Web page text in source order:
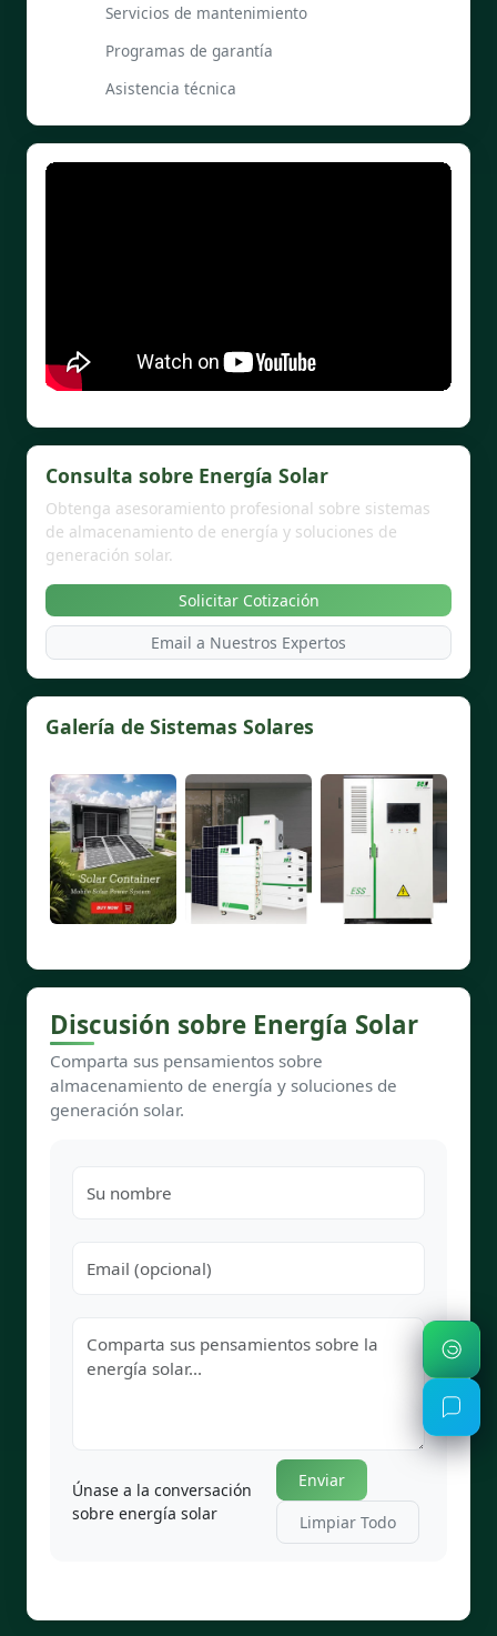
Servicios de mantenimiento
Programas de garantía
Asistencia técnica
Consulta sobre Energía Solar
Obtenga asesoramiento profesional sobre sistemas
de almacenamiento de energía y soluciones de
generación solar.
Solicitar Cotización
Email a Nuestros Expertos
Galería de Sistemas Solares
Discusión sobre Energía Solar
Comparta sus pensamientos sobre
almacenamiento de energía y soluciones de
generación solar.
Únase a la conversación
sobre energía solar
Enviar
Limpiar Todo